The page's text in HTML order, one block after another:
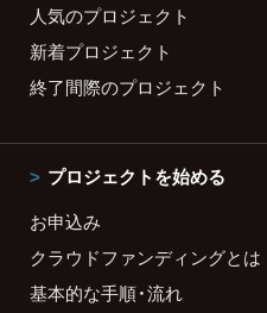
人気のプロジェクト
新着プロジェクト
終了間際のプロジェクト
プロジェクトを始める
お申込み
クラウドファンディングとは
基本的な手順・流れ